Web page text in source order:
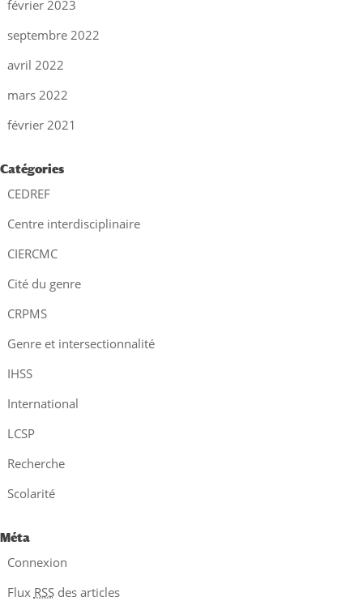
février 2023
septembre 2022
avril 2022
mars 2022
février 2021
Catégories
CEDREF
Centre interdisciplinaire
CIERCMC
Cité du genre
CRPMS
Genre et intersectionnalité
IHSS
International
LCSP
Recherche
Scolarité
Méta
Connexion
Flux RSSdes articles